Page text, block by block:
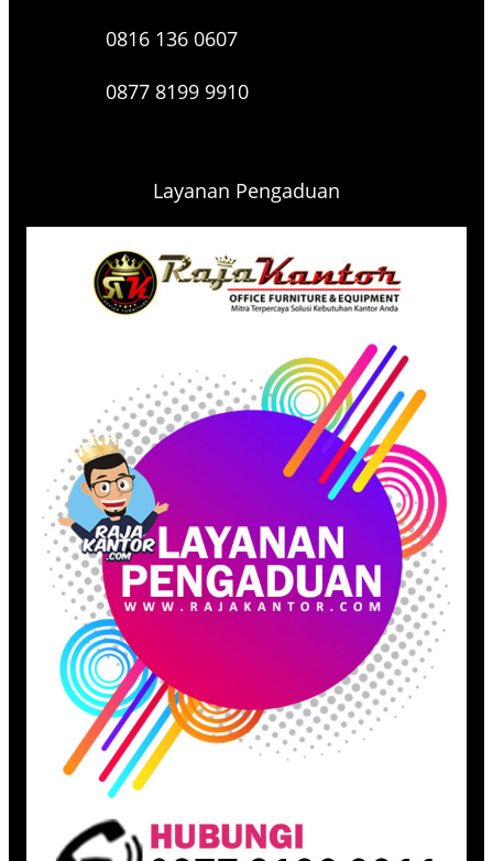
0816 136 0607
0877 8199 9910
Layanan Pengaduan